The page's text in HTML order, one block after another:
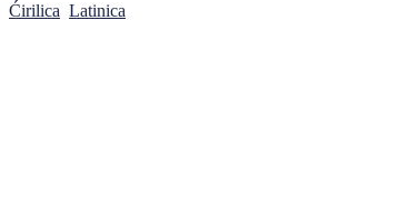
Ćirilica Latinica